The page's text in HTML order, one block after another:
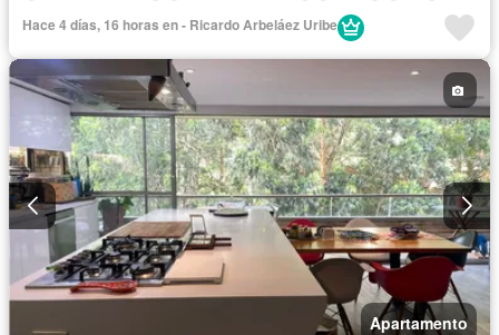
Piscina
Hace 4 días, 16 horas en - Ricardo Arbeláez Uribe
Apartamento